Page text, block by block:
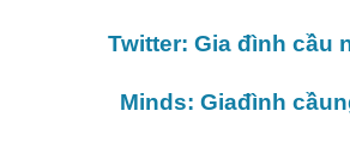
Twitter: Gia đình cầu
Minds: Giađình